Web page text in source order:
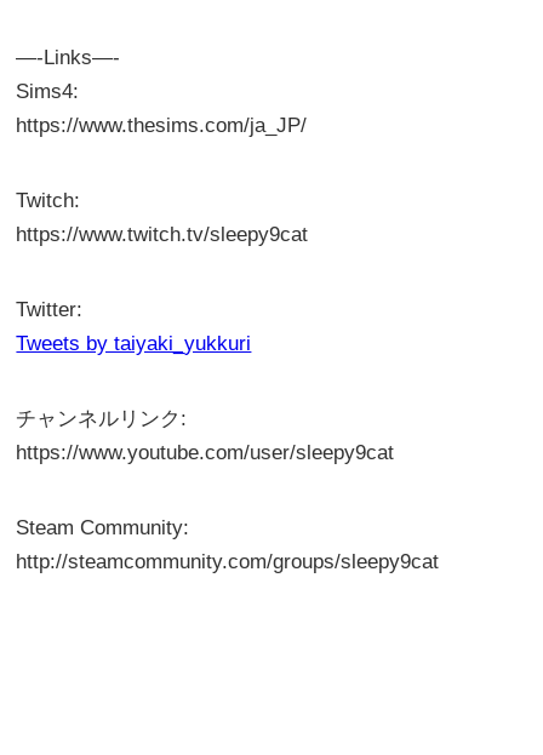
—-Links—-
Sims4:
https://www.thesims.com/ja_JP/
Twitch:
https://www.twitch.tv/sleepy9cat
Twitter:
Tweets by taiyaki_yukkuri
チャンネルリンク:
https://www.youtube.com/user/sleepy9cat
Steam Community:
http://steamcommunity.com/groups/sleepy9cat